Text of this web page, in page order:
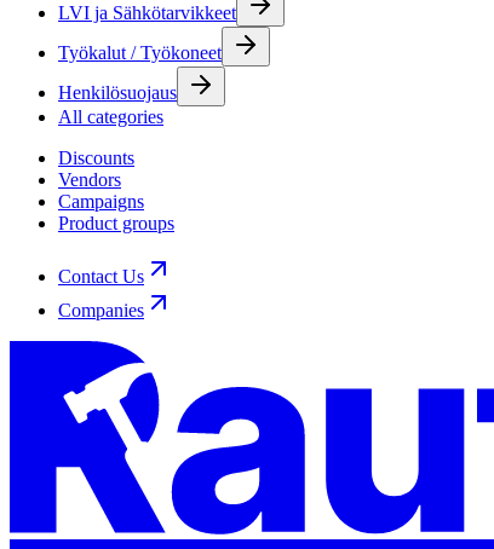
LVI ja Sähkötarvikkeet
Työkalut / Työkoneet
Henkilösuojaus
All categories
Discounts
Vendors
Campaigns
Product groups
Contact Us
Companies